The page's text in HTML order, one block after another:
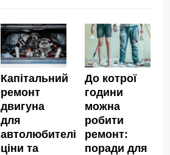
Капітальний
ремонт
двигуна
для
автолюбителів:
ціни та
До котрої
години
можна
робити
ремонт:
поради для